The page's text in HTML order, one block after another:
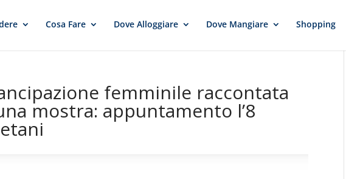
Cosa Fare Dove Alloggiare Dove Mangiare Shopping
femminile raccontata
mostra: appuntamento l’8